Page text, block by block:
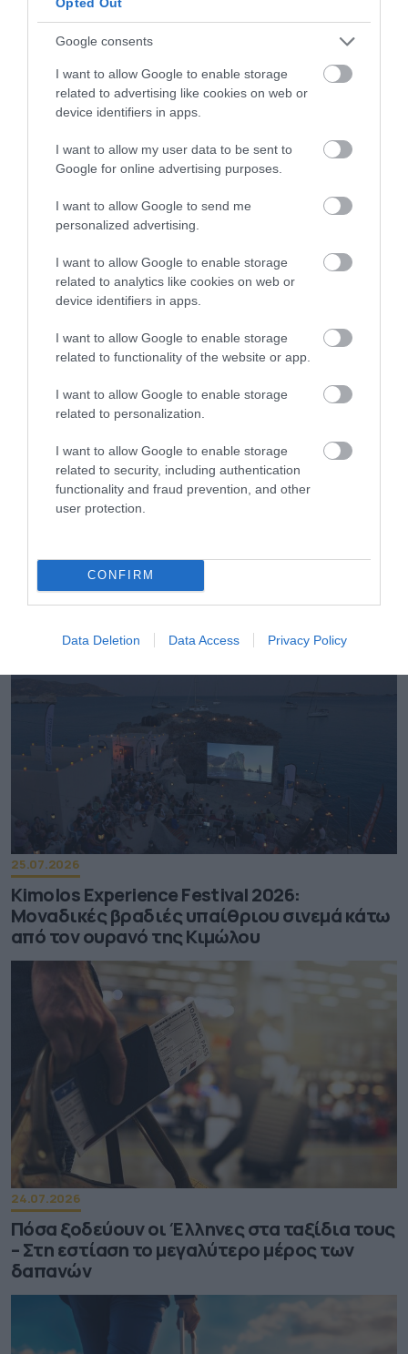
Google consents
I want to allow Google to enable storage
related to advertising like cookies on web or
device identifiers in apps.
I want to allow my user data to be sent to
Google for online advertising purposes.
I want to allow Google to send me
personalized advertising.
I want to allow Google to enable storage
related to analytics like cookies on web or
device identifiers in apps.
I want to allow Google to enable storage
related to functionality of the website or app.
I want to allow Google to enable storage
related to personalization.
I want to allow Google to enable storage
related to security, including authentication
functionality and fraud prevention, and other
user protection.
CONFIRM
Data Deletion Data Access Privacy Policy
η Μάνη μετατρέπεται σε εμπειρία
Ανοίγει τις πύλες του στις 10 Αυγούστου το
Nírema Hotel & Spa Samos – MGallery
Collection
25.07.2026
Kimolos Experience Festival 2026:
Μοναδικές βραδιές υπαίθριου σινεμά κάτω
από τον ουρανό της Κιμώλου
24.07.2026
Πόσα ξοδεύουν οι Έλληνες στα ταξίδια τους
– Στη εστίαση το μεγαλύτερο μέρος των
δαπανών